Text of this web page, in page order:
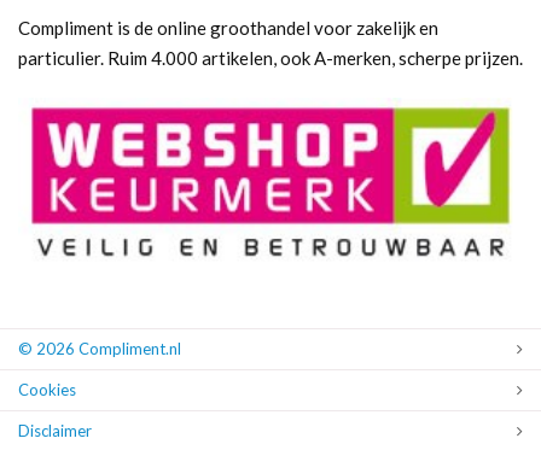
Compliment is de online groothandel voor zakelijk en
particulier. Ruim 4.000 artikelen, ook A-merken, scherpe prijzen.
© 2026 Compliment.nl
Cookies
Disclaimer